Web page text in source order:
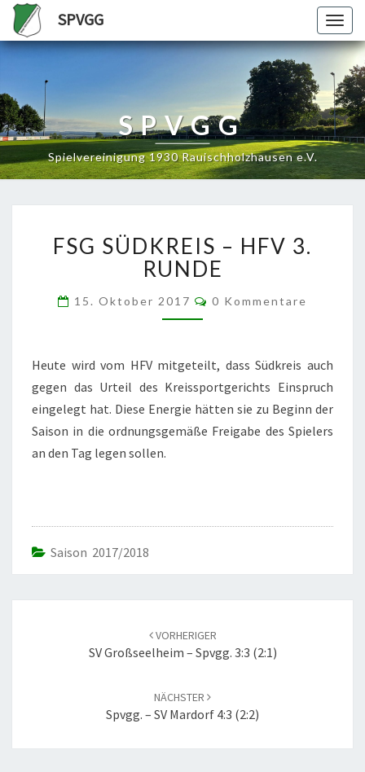
SPVGG
SPVGG
Spielvereinigung 1930 Rauischholzhausen e.V.
SÜDKREIS
–
HFV
3.
RUNDE
FSG SÜDKREIS – HFV 3.
RUNDE
15. Oktober 2017 Kommentare
0 Kommentare
Heute wird vom HFV mitgeteilt, dass Südkreis auch
gegen das Urteil des Kreissportgerichts Einspruch
eingelegt hat. Diese Energie hätten sie zu Beginn der
Saison in die ordnungsgemäße Freigabe des Spielers
an den Tag legen sollen.
Saison 2017/2018
VORHERIGER
SV Großseelheim – Spvgg. 3:3 (2:1)
NÄCHSTER
Spvgg. – SV Mardorf 4:3 (2:2)